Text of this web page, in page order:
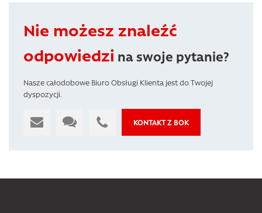
Nie możesz znaleźć
odpowiedzi na swoje pytanie?
Nasze całodobowe Biuro Obsługi Klienta jest do Twojej
dyspozycji.
KONTAKT Z BOK